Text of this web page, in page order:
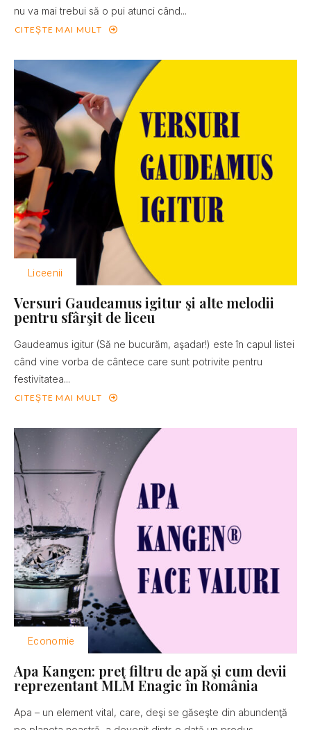
nu va mai trebui să o pui atunci când...
CITEȘTE MAI MULT
Liceenii
Versuri Gaudeamus igitur şi alte melodii
pentru sfârşit de liceu
Gaudeamus igitur (Să ne bucurăm, aşadar!) este în capul listei
când vine vorba de cântece care sunt potrivite pentru
festivitatea...
CITEȘTE MAI MULT
Economie
Apa Kangen: preţ filtru de apă şi cum devii
reprezentant MLM Enagic în România
Apa – un element vital, care, deşi se găseşte din abundenţă